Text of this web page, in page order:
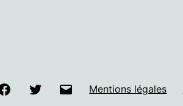
FacebookTwitter Mentions légales